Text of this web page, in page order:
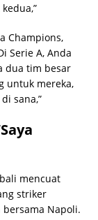
Champions,
Serie A, Anda
dua tim besar
untuk mereka,
sana,”
mencuat
striker
Napoli.